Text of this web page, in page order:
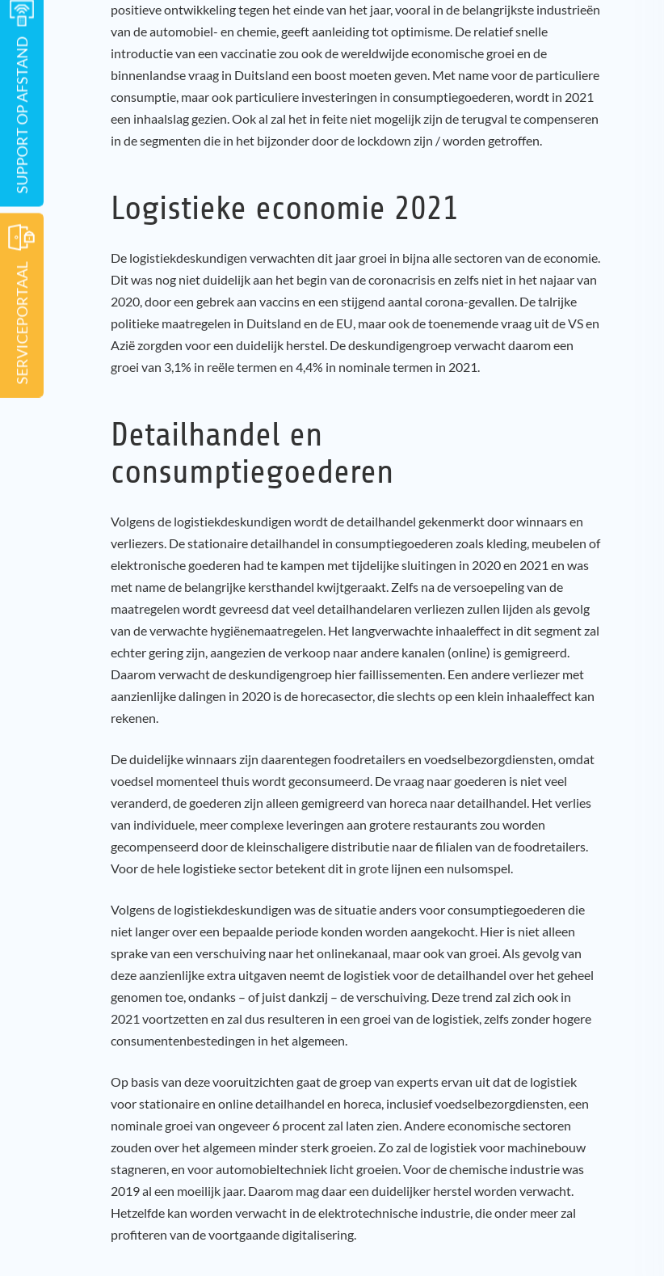
positieve ontwikkeling tegen het einde van het jaar, vooral in de belangrijkste industrieën
van de automobiel- en chemie, geeft aanleiding tot optimisme. De relatief snelle
introductie van een vaccinatie zou ook de wereldwijde economische groei en de
binnenlandse vraag in Duitsland een boost moeten geven. Met name voor de particuliere
consumptie, maar ook particuliere investeringen in consumptiegoederen, wordt in 2021
een inhaalslag gezien. Ook al zal het in feite niet mogelijk zijn de terugval te compenseren
in de segmenten die in het bijzonder door de lockdown zijn / worden getroffen.
Logistieke economie 2021
De logistiekdeskundigen verwachten dit jaar groei in bijna alle sectoren van de economie.
Dit was nog niet duidelijk aan het begin van de coronacrisis en zelfs niet in het najaar van
2020, door een gebrek aan vaccins en een stijgend aantal corona-gevallen. De talrijke
politieke maatregelen in Duitsland en de EU, maar ook de toenemende vraag uit de VS en
Azië zorgden voor een duidelijk herstel. De deskundigengroep verwacht daarom een
groei van 3,1% in reële termen en 4,4% in nominale termen in 2021.
Detailhandel en
consumptiegoederen
Volgens de logistiekdeskundigen wordt de detailhandel gekenmerkt door winnaars en
verliezers. De stationaire detailhandel in consumptiegoederen zoals kleding, meubelen of
elektronische goederen had te kampen met tijdelijke sluitingen in 2020 en 2021 en was
met name de belangrijke kersthandel kwijtgeraakt. Zelfs na de versoepeling van de
maatregelen wordt gevreesd dat veel detailhandelaren verliezen zullen lijden als gevolg
van de verwachte hygiënemaatregelen. Het langverwachte inhaaleffect in dit segment zal
echter gering zijn, aangezien de verkoop naar andere kanalen (online) is gemigreerd.
Daarom verwacht de deskundigengroep hier faillissementen. Een andere verliezer met
aanzienlijke dalingen in 2020 is de horecasector, die slechts op een klein inhaaleffect kan
rekenen.
De duidelijke winnaars zijn daarentegen foodretailers en voedselbezorgdiensten, omdat
voedsel momenteel thuis wordt geconsumeerd. De vraag naar goederen is niet veel
veranderd, de goederen zijn alleen gemigreerd van horeca naar detailhandel. Het verlies
van individuele, meer complexe leveringen aan grotere restaurants zou worden
gecompenseerd door de kleinschaligere distributie naar de filialen van de foodretailers.
Voor de hele logistieke sector betekent dit in grote lijnen een nulsomspel.
Volgens de logistiekdeskundigen was de situatie anders voor consumptiegoederen die
niet langer over een bepaalde periode konden worden aangekocht. Hier is niet alleen
sprake van een verschuiving naar het onlinekanaal, maar ook van groei. Als gevolg van
deze aanzienlijke extra uitgaven neemt de logistiek voor de detailhandel over het geheel
genomen toe, ondanks – of juist dankzij – de verschuiving. Deze trend zal zich ook in
2021 voortzetten en zal dus resulteren in een groei van de logistiek, zelfs zonder hogere
consumentenbestedingen in het algemeen.
Op basis van deze vooruitzichten gaat de groep van experts ervan uit dat de logistiek
voor stationaire en online detailhandel en horeca, inclusief voedselbezorgdiensten, een
nominale groei van ongeveer 6 procent zal laten zien. Andere economische sectoren
zouden over het algemeen minder sterk groeien. Zo zal de logistiek voor machinebouw
stagneren, en voor automobieltechniek licht groeien. Voor de chemische industrie was
2019 al een moeilijk jaar. Daarom mag daar een duidelijker herstel worden verwacht.
Hetzelfde kan worden verwacht in de elektrotechnische industrie, die onder meer zal
profiteren van de voortgaande digitalisering.
SERVICEPORTAAL
SUPPORT OP AFSTAND